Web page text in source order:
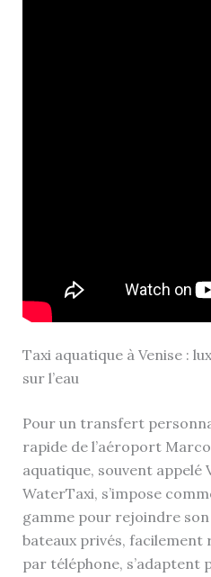
Taxi aquatique à Venise :
sur l’eau
Pour un transfert
rapide de l’aéroport
aquatique, souvent appelé
WaterTaxi, s’impose
gamme pour rejoindre
bateaux privés, facilement
par téléphone, s’adaptent